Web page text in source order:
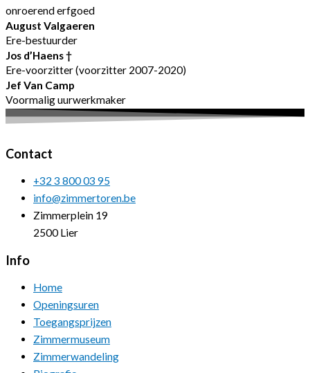
onroerend erfgoed
August Valgaeren
Ere-bestuurder
Jos d’Haens †
Ere-voorzitter (voorzitter 2007-2020)
Jef Van Camp
Voormalig uurwerkmaker
Contact
+32 3 800 03 95
info@zimmertoren.be
Zimmerplein 19
2500 Lier
Info
Home
Openingsuren
Toegangsprijzen
Zimmermuseum
Zimmerwandeling